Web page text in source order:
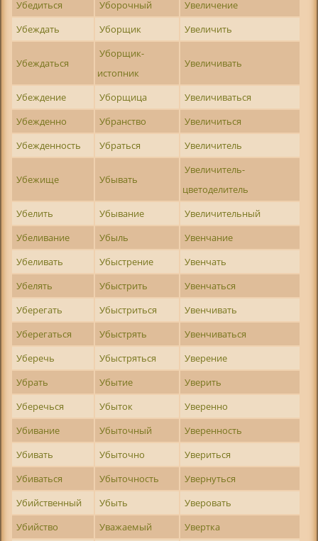
Убедиться
Уборочный
Увеличение
Убеждать
Уборщик Увеличить
Убеждаться
Уборщик-
истопник
Увеличивать
Убеждение Уборщица
Увеличиваться
Убежденно
Убранство
Увеличиться
Убежденность
Убраться Увеличитель
Убежище Убывать
Увеличитель-
цветоделитель
Убелить
Убывание
Увеличительный
Убеливание
Убыль
Увенчание
Убеливать
Убыстрение
Увенчать
Убелять
Убыстрить
Увенчаться
Уберегать
Убыстриться
Увенчивать
Уберегаться
Убыстрять
Увенчиваться
Уберечь
Убыстряться
Уверение
Убрать
Убытие
Уверить
Уберечься
Убыток
Уверенно
Убивание
Убыточный
Уверенность
Убивать
Убыточно
Увериться
Убиваться
Убыточность
Увернуться
Убийственный
Убыть
Уверовать
Убийство
Уважаемый
Увертка